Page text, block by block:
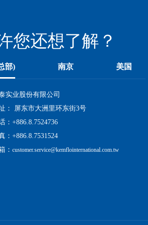
您还想了解？
部) 南京 美国
实业股份有限公司
： 屏东市大洲里环东街3号
：+886.8.7524736
：+886.8.7531524
：customer.service@kemflointernational.com.tw